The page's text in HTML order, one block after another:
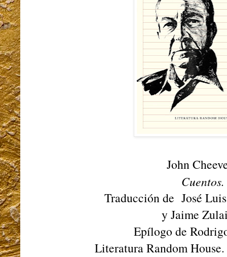
John
Cuentos.
Traducción de José
y Jaime
Epílogo de
Literatura Random